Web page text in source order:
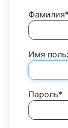
Фамилия*
Имя
Пароль*